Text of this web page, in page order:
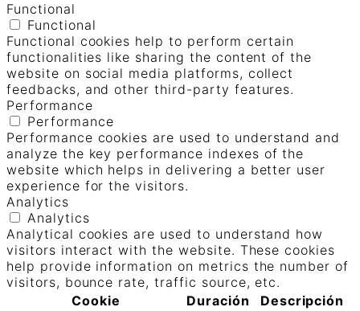
Functional
Functional
Functional cookies help to perform certain
functionalities like sharing the content of the
website on social media platforms, collect
feedbacks, and other third-party features.
Performance
Performance
Performance cookies are used to understand and
analyze the key performance indexes of the
website which helps in delivering a better user
experience for the visitors.
Analytics
Analytics
Analytical cookies are used to understand how
visitors interact with the website. These cookies
help provide information on metrics the number of
visitors, bounce rate, traffic source, etc.
Cookie
Duración Descripción